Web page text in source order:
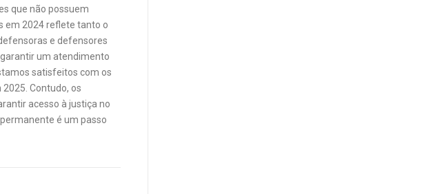
que não possuem
em 2024 reflete tanto o
e defensores
um atendimento
satisfeitos com os
Contudo, os
acesso à justiça no
é um passo